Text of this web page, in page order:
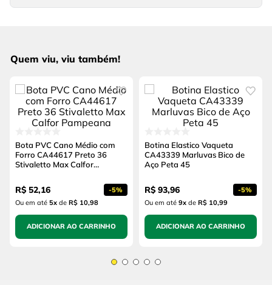
Quem viu, viu também!
Bota PVC Cano Médio com
Forro CA44617 Preto 36
Stivaletto Max Calfor
R$ 52,16 -5%
Ou em até 5x de R$ 10,98
ADICIONAR AO CARRINHO
Botina Elastico Vaqueta
CA43339 Marluvas Bico de
Aço Peta 45
R$ 93,96 -5%
Ou em até 9x de R$ 10,99
ADICIONAR AO CARRINHO